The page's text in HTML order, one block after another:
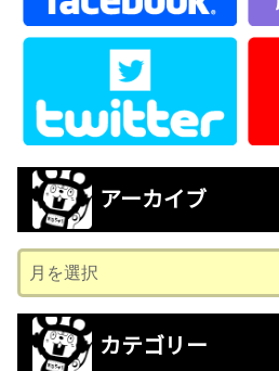
アーカイブ
ー
カ
カテゴリー